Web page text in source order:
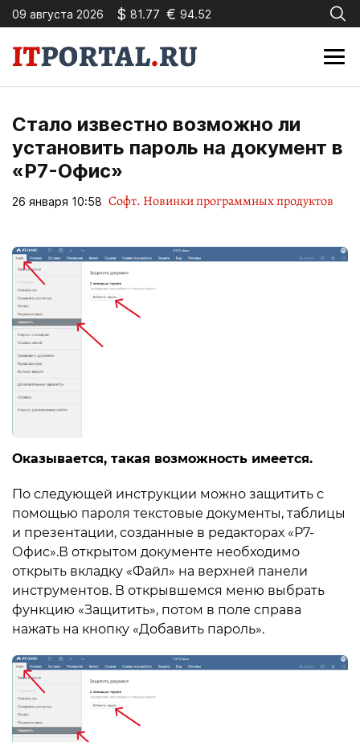
09 августа 2026 $ 81.77 € 94.52
Стало известно возможно ли
установить пароль на документ в
«Р7-Офис»
26 января 10:58 Софт. Новинки программных продуктов
Оказывается, такая возможность имеется.
По следующей инструкции можно защитить с
помощью пароля текстовые документы, таблицы
и презентации, созданные в редакторах «Р7-
Офис».В открытом документе необходимо
открыть вкладку «Файл» на верхней панели
инструментов. В открывшемся меню выбрать
функцию «Защитить», потом в поле справа
нажать на кнопку «Добавить пароль».